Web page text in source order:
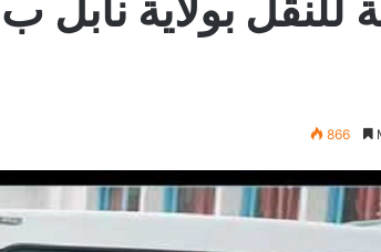
866